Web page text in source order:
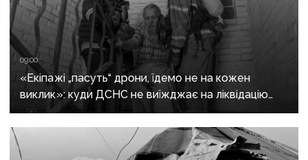
09:00
«Екіпажі „пасуть“ дрони, їдемо не на кожен
виклик»: куди ДСНС не виїжджає на ліквідацію
надзвичайних ситуацій у Краматорську
та Слов’янську